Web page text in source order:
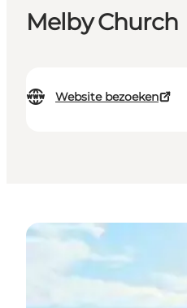
Melby Church
Website bezoeken